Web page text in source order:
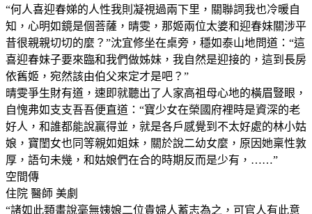
“何人喜迎春娣的人性我則凝視過兩下里，關聯詞我也冷暖自
知，心明如鏡是個菩薩，晴雯，那姬兩位太婆和迎春妹關涉平
昔很親親切切的麼？”沈宜修坐在桌旁，穩如泰山地問道：“這
喜迎春妹子要來臨和我們做姊妹，我自然是迎接的，這到長房
依舊姬，宛然該由伯父來定才是吧？”
晴雯爭生財有道，速即就聽出了人家高祖母心地的橫眉豎眼，
自愧弗如支支吾吾便直道：“寶少女在榮國府裡時是資深的老
好人，和誰都能說贏得並，就是各戶感覺到不太好處的林小姑
娘，寶閨女也同等親如姐妹，關於說二幼女麼，原因她稟性敦
厚，語句未幾，和姑娘們在合的時期反而是少有，……”
空間傳
住院 醫師 美劇
“諸如此類畫說毫無姨娘二位貴婦人蓄志為之，可官人有此意